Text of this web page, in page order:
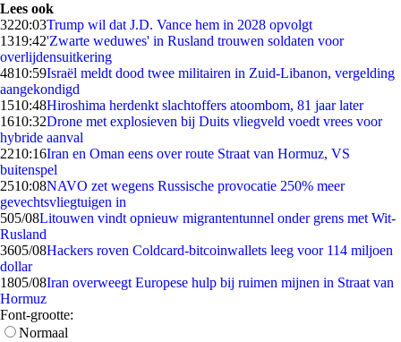
Lees ook
3220:03Trump wil dat J.D. Vance hem in 2028 opvolgt
1319:42'Zwarte weduwes' in Rusland trouwen soldaten voor
overlijdensuitkering
4810:59Israël meldt dood twee militairen in Zuid-Libanon, vergelding
aangekondigd
1510:48Hiroshima herdenkt slachtoffers atoombom, 81 jaar later
1610:32Drone met explosieven bij Duits vliegveld voedt vrees voor
hybride aanval
2210:16Iran en Oman eens over route Straat van Hormuz, VS
buitenspel
2510:08NAVO zet wegens Russische provocatie 250% meer
gevechtsvliegtuigen in
505/08Litouwen vindt opnieuw migrantentunnel onder grens met Wit-
Rusland
3605/08Hackers roven Coldcard-bitcoinwallets leeg voor 114 miljoen
dollar
1805/08Iran overweegt Europese hulp bij ruimen mijnen in Straat van
Hormuz
Font-grootte:
Normaal